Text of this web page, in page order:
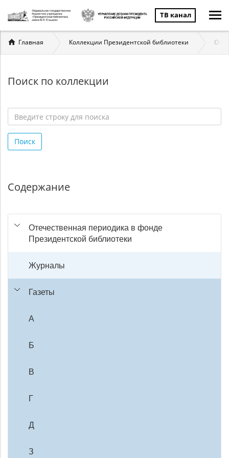
ТВ канал
Вы
здесь
Главная Коллекции Президентской библиотеки
Поиск по коллекции
строку
для
Поиск
Содержание
Отечественная периодика в фонде
Президентской библиотеки
Журналы
Газеты
А
Б
В
Г
Д
З